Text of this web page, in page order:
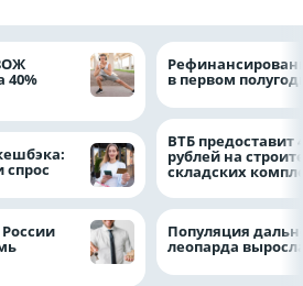
40%
спрос
в первом
ВТБ предоставит
рублей на
складских
Популяция
леопарда